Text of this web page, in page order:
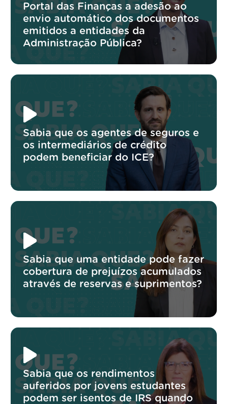
Portal das Finanças a adesão ao
envio automático dos documentos
emitidos a entidades da
Administração Pública?
Sabia que os agentes de seguros e
os intermediários de crédito
podem beneficiar do ICE?
Sabia que uma entidade pode fazer
cobertura de prejuízos acumulados
através de reservas e suprimentos?
Sabia que os rendimentos
auferidos por jovens estudantes
podem ser isentos de IRS quando